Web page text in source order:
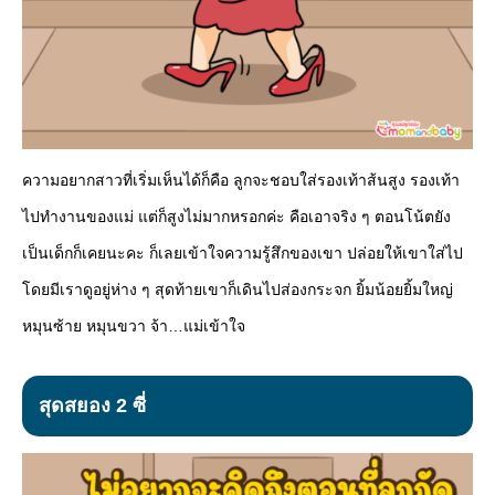
ความอยากสาวที่เริ่มเห็นได้ก็คือ ลูกจะชอบใส่รองเท้าส้นสูง รองเท้า
ไปทำงานของแม่ แต่ก็สูงไม่มากหรอกค่ะ คือเอาจริง ๆ ตอนโน้ตยัง
เป็นเด็กก็เคยนะคะ ก็เลยเข้าใจความรู้สึกของเขา ปล่อยให้เขาใส่ไป
โดยมีเราดูอยู่ห่าง ๆ สุดท้ายเขาก็เดินไปส่องกระจก ยิ้มน้อยยิ้มใหญ่
หมุนซ้าย หมุนขวา จ้า…แม่เข้าใจ
สุดสยอง 2 ซี่